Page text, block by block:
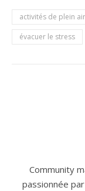
activités de plein air
évacuer le stress
Community
passionnée